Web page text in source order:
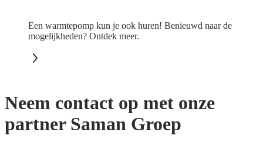
Een warmtepomp kun je ook huren! Benieuwd naar de
mogelijkheden? Ontdek meer.
Neem contact op met onze
partner Saman Groep